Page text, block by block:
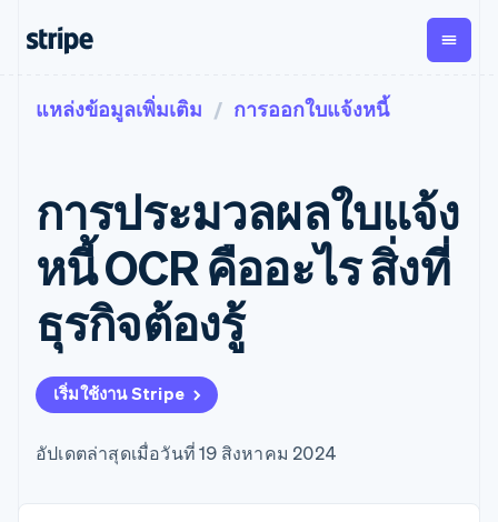
การชำระเงิน
การชำระเงิน
ออนไลน์
Payment links
การชำระเงิน
เขียนโค้ด
Checkout
UI การชำระ
เงินสำเร็จรูป
Elements
องค์ประกอบ UI
ที่ยืดหยุ่น
เงิน
มากกว่า 125
รายรับ
แบบแผนล่วง
หน้า
Metronome
การเรียกเก็บ
เงินตามการ
ใช้งาน
การชำระเงิน
ตามรอบบิล
การจัดการ
การชำระเงิน
ตามรอบบิล
Invoicing
ครั้งเดียวหรือ
ล่วงหน้า
Tax
ขายและ VAT
การ
Global
Payouts
เบิกจ่าย
การชำ
เงินสำ
ตามขั้น
ตามกรณีใช้งาน
การค้าแบบใช้เอเจนต์
อีคอมเมิร์ซ
บริการทางการเงินที่ผสาน
รวมในตัว
การทำงานอัตโนมัติด้าน
การเงิน
การชำระเงินในแอป
เอกสารประกอบ
ไลบรารีและ SDK
Stripe Apps
คู่มือ
รับการชำระเงินออนไลน์
ติดตั้งใช้งานการชำระเงิน
สำเร็จรูป
สร้างแพลตฟอร์มหรือ
จัดการการชำระเงินตาม
เรียนรู้
การสนับสนุน
รับการสนับสนุน
แพ็กเกจการสนับสนุนที่ได้
รับการจัดการ
บริการเฉพาะทาง
แหล่งข้อมูลเพิ่มเติม การออกใบแจ้งหนี้
การประมวลผลใบแจ้ง
หนี้ OCR คืออะไร สิ่งที่
ธุรกิจต้องรู้
เริ่มใช้งาน Stripe
อัปเดตล่าสุดเมื่อวันที่ 19 สิงหาคม 2024